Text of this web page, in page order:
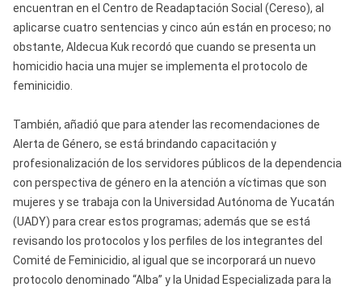
encuentran en el Centro de Readaptación Social (Cereso), al
aplicarse cuatro sentencias y cinco aún están en proceso; no
obstante, Aldecua Kuk recordó que cuando se presenta un
homicidio hacia una mujer se implementa el protocolo de
feminicidio.
También, añadió que para atender las recomendaciones de
Alerta de Género, se está brindando capacitación y
profesionalización de los servidores públicos de la dependencia
con perspectiva de género en la atención a víctimas que son
mujeres y se trabaja con la Universidad Autónoma de Yucatán
(UADY) para crear estos programas; además que se está
revisando los protocolos y los perfiles de los integrantes del
Comité de Feminicidio, al igual que se incorporará un nuevo
protocolo denominado “Alba” y la Unidad Especializada para la